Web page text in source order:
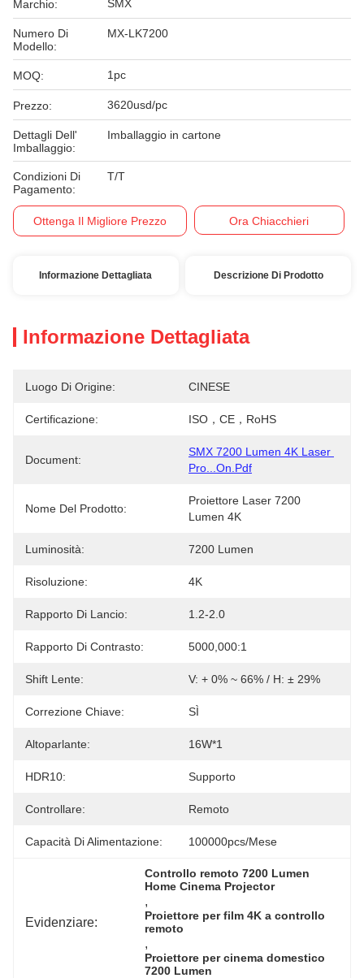
Marchio: SMX
Numero Di
Modello:
MX-LK7200
MOQ: 1pc
Prezzo: 3620usd/pc
Dettagli Dell'
Imballaggio:
Imballaggio in cartone
Condizioni Di
Pagamento:
T/T
Ottenga Il Migliore Prezzo Ora Chiacchieri
Informazione Dettagliata Descrizione Di Prodotto
Informazione Dettagliata
Luogo Di Origine: CINESE
Certificazione: ISO，CE，RoHS
Document:
SMX 7200 Lumen 4K Laser
Pro...on.pdf
Nome Del Prodotto:
Proiettore Laser 7200
Lumen 4K
Luminosità: 7200 Lumen
Risoluzione: 4K
Rapporto Di Lancio: 1.2-2.0
Rapporto Di Contrasto: 5000,000:1
Shift Lente: V: + 0% ~ 66% / H: ± 29%
Correzione Chiave: SÌ
Altoparlante: 16W*1
HDR10: Supporto
Controllare: Remoto
Capacità Di Alimentazione: 100000pcs/mese
Evidenziare:
Controllo remoto 7200 Lumen
Home Cinema Projector
,
Proiettore per film 4K a controllo
remoto
,
Proiettore per cinema domestico
7200 Lumen